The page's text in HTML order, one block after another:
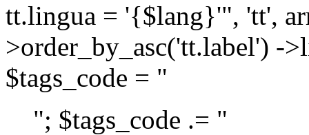
tt.lingua = '{$lang}'", 'tt',
>order_by_asc('tt.label') -
$tags_code = "
"; $tags_code .= "